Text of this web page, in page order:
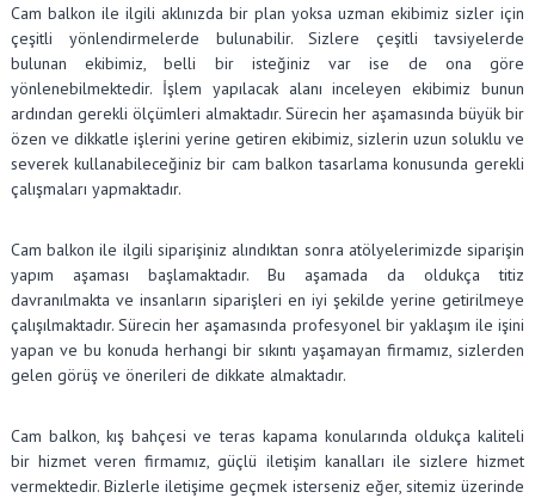
Cam balkon ile ilgili aklınızda bir plan yoksa uzman ekibimiz sizler için
çeşitli yönlendirmelerde bulunabilir. Sizlere çeşitli tavsiyelerde
bulunan ekibimiz, belli bir isteğiniz var ise de ona göre
yönlenebilmektedir. İşlem yapılacak alanı inceleyen ekibimiz bunun
ardından gerekli ölçümleri almaktadır. Sürecin her aşamasında büyük bir
özen ve dikkatle işlerini yerine getiren ekibimiz, sizlerin uzun soluklu ve
severek kullanabileceğiniz bir cam balkon tasarlama konusunda gerekli
çalışmaları yapmaktadır.
Cam balkon ile ilgili siparişiniz alındıktan sonra atölyelerimizde siparişin
yapım aşaması başlamaktadır. Bu aşamada da oldukça titiz
davranılmakta ve insanların siparişleri en iyi şekilde yerine getirilmeye
çalışılmaktadır. Sürecin her aşamasında profesyonel bir yaklaşım ile işini
yapan ve bu konuda herhangi bir sıkıntı yaşamayan firmamız, sizlerden
gelen görüş ve önerileri de dikkate almaktadır.
Cam balkon, kış bahçesi ve teras kapama konularında oldukça kaliteli
bir hizmet veren firmamız, güçlü iletişim kanalları ile sizlere hizmet
vermektedir. Bizlerle iletişime geçmek isterseniz eğer, sitemiz üzerinde